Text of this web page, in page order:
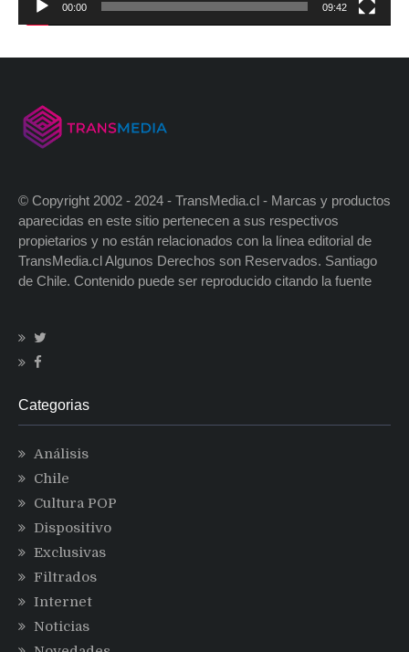
00:00 09:42
© Copyright 2002 - 2024 - TransMedia.cl - Marcas y productos
aparecidas en este sitio pertenecen a sus respectivos
propietarios y no están relacionados con la línea editorial de
TransMedia.cl Algunos Derechos son Reservados. Santiago
de Chile. Contenido puede ser reproducido citando la fuente
Categorias
Análisis
Chile
Cultura POP
Dispositivo
Exclusivas
Filtrados
Internet
Noticias